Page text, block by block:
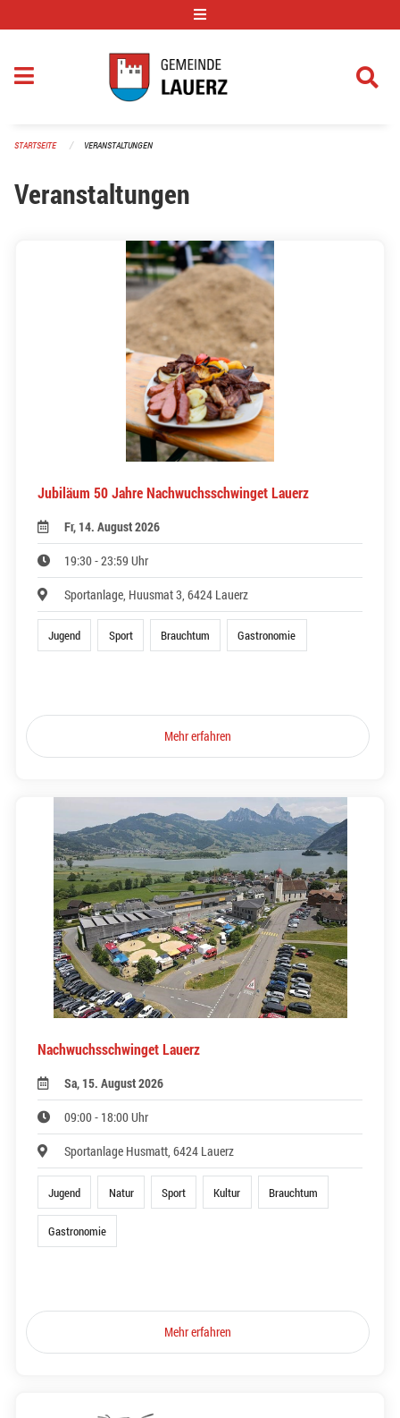
STARTSEITE VERANSTALTUNGEN
Veranstaltungen
Jubiläum 50 Jahre Nachwuchsschwinget Lauerz
Fr, 14. August 2026
19:30 - 23:59 Uhr
Sportanlage, Huusmat 3, 6424 Lauerz
Jugend Sport Brauchtum Gastronomie
Mehr erfahren
Nachwuchsschwinget Lauerz
Sa, 15. August 2026
09:00 - 18:00 Uhr
Sportanlage Husmatt, 6424 Lauerz
Jugend Natur Sport Kultur Brauchtum
Gastronomie
Mehr erfahren